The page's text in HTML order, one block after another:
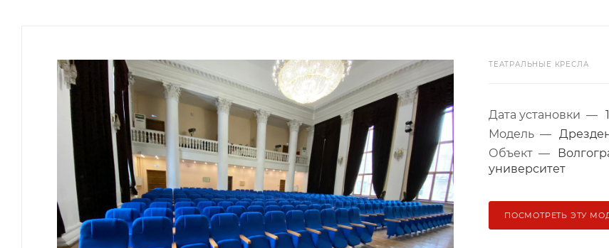
ТЕАТРАЛЬНЫЕ КРЕСЛА
Дата установки —
Модель —
Объект —
университет
ПОСМОТРЕТЬ ЭТУ